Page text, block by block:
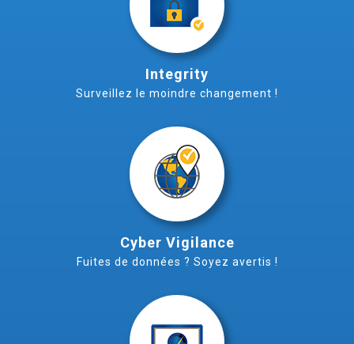
Integrity
Surveillez le moindre changement !
Cyber Vigilance
Fuites de données ? Soyez avertis !